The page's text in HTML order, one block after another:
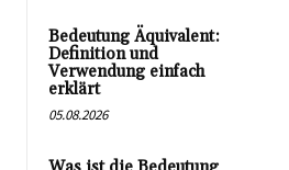
Bedeutung Äquivalent:
Definition und
Verwendung einfach
erklärt
05.08.2026